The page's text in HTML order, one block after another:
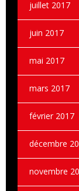
juillet 2017
juin 2017
mai 2017
mars 2017
février 2017
décembre
novembre